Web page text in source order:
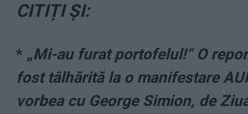
CITIȚI ȘI:
* „Mi-au furat portofelul!“ O
fost tâlhărită la o manifestare
vorbea cu George Simion, de